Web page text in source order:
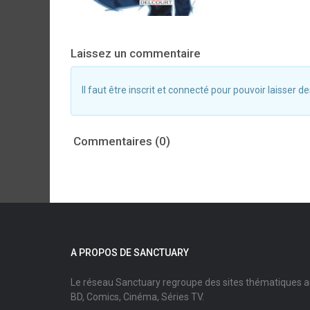
Laissez un commentaire
Il faut être inscrit et connecté pour pouvoir laisser
Commentaires (0)
A PROPOS DE SANCTUARY
Le réseau Sanctuary regroupe des sites thématiques
BD, Comics, Cinéma, Séries TV.